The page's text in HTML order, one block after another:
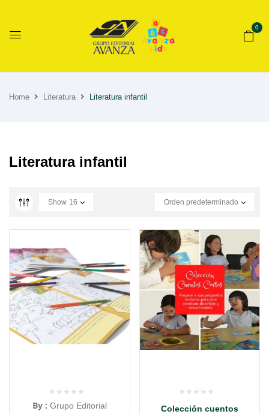
0
Home Literatura Literatura infantil
Literatura infantil
Orden predeterminado
Show 16
By : Grupo Editorial
Colección cuentos